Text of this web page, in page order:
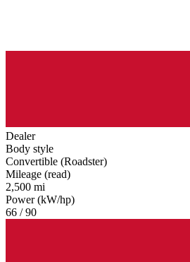
Dealer
Body style
Convertible (Roadster)
Mileage (read)
2,500 mi
Power (kW/hp)
66 / 90